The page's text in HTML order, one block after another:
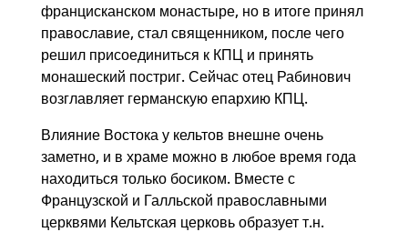
францисканском монастыре, но в итоге принял
православие, стал священником, после чего
решил присоединиться к КПЦ и принять
монашеский постриг. Сейчас отец Рабинович
возглавляет германскую епархию КПЦ.
Влияние Востока у кельтов внешне очень
заметно, и в храме можно в любое время года
находиться только босиком. Вместе с
Французской и Галльской православными
церквями Кельтская церковь образует т.н.